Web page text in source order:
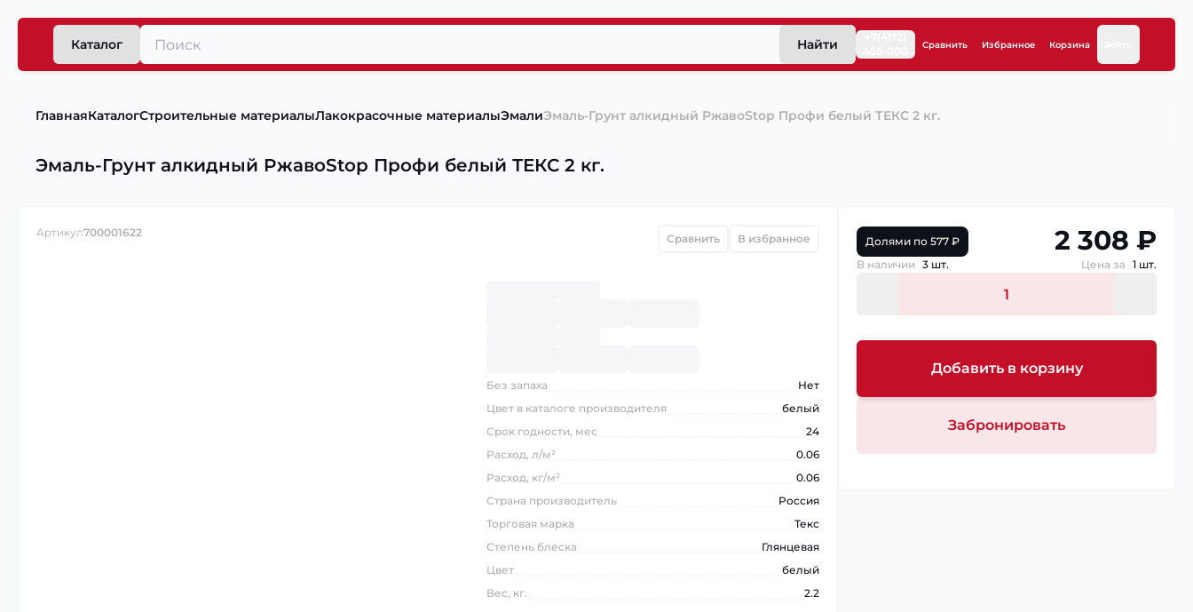
Каталог Найти Сравнить Избранное Корзина
ГлавнаяКаталогСтроительные материалыЛакокрасочные материалыЭмалиЭмаль-Грунт алкидный PжавоStop Профи белый ТЕКС 2 кг.
Эмаль-Грунт алкидный PжавоStop Профи белый ТЕКС 2 кг.
Артикул700001622 Сравнить В избранное
Без запаха
Нет
Цвет в каталоге производителя
белый
Срок годности, мес
24
Расход, л/м²
0.06
Расход, кг/м²
0.06
Страна производитель
Россия
Торговая марка
Текс
Степень блеска
Глянцевая
Цвет
белый
Вес, кг.
2.2
Долями по 577 ₽ 2 308 ₽
В наличии 3 шт. Цена за 1 шт.
Добавить в корзину
Забронировать